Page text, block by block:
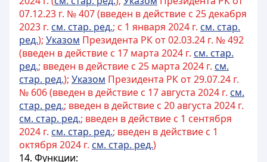
07.12.23 г. № 407 (введен в действие с 25 декабря
2023 г. см. стар. ред.; с 1 января 2024 г. см. стар.
ред.); Указом Президента РК от 02.03.24 г. № 492
(введен в действие с 17 марта 2024 г. см. стар.
ред.; введен в действие с 25 марта 2024 г. см.
стар. ред.); Указом Президента РК от 29.07.24 г.
№ 606 (введен в действие с 17 августа 2024 г. см.
стар. ред.; введен в действие с 20 августа 2024 г.
см. стар. ред.; введен в действие с 1 сентября
2024 г. см. стар. ред.; введен в действие с 1
октября 2024 г. см. стар. ред.)
14. Функции: